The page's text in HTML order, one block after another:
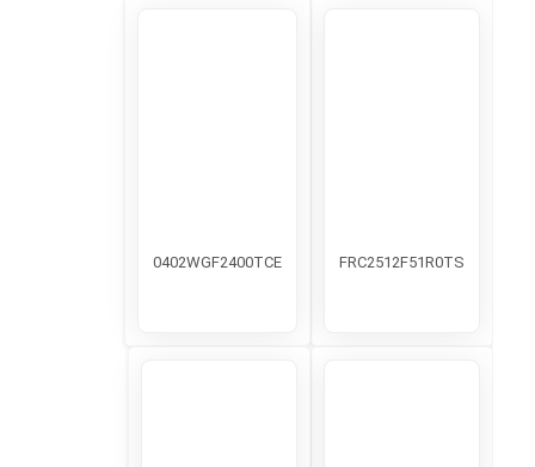
FRC2512F51R0TS
0402WGF2400TCE